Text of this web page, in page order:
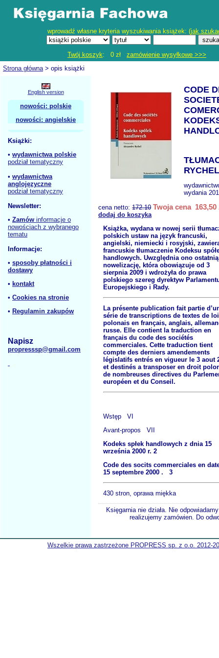
wprowadź własne kryteria wyszukiwania książek: (jak
Twój koszyk: 0 zł zamówienie wysyłkowe >>>
Strona główna> opis książki
English version
nowości: polskie
nowości: angielskie
Książki:
• wydawnictwa polskie
podział tematyczny
• wydawnictwa
anglojęzyczne
podział tematyczny
Newsletter:
• Zamów informacje o
nowościach z wybranego
tematu
Informacje:
• sposoby płatności i
dostawy
• kontakt
• Cookies na stronie
• Regulamin zakupów
Napisz
propresssp@gmail.com
CODE
wydania
cena netto: 172.10 Twoja cena 163,50
dodaj do koszyka
Książka, wydana w nowej serii
polskich ustaw na język francuski,
angielski, niemiecki i rosyjski,
francuskie tłumaczenie Kodeksu
handlowych. Uwzględnia ono ostatnią
nowelizację, która obowiązuje od 3
sierpnia 2009 i wdrożyła do prawa
polskiego szereg dyrektyw
Europejskiego i Rady.
La présente publication fait partie
série de transcriptions de textes de
polonais en français, anglais,
russe. Elle contient la traduction en
français du code des sociétés
commerciales. Cette traduction tient
compte des derniers amendements
législatifs entrés en vigueur le 3 aout
et destinés a transposer en droit
de nombreuses directives du
européen et du Conseil.
Wstęp VI
Avant-propos VII
Kodeks spłek handlowych z dnia 15
września 2000 r. 2
Code des socits commerciales en
15 septembre 2000 . 3
430 stron, oprawa miękka
Księgarnia nie działa. Nie
realizujemy zamówien. Do
Wszelkie prawa zastrzeżone PROPRESS sp. z o.o. 2012-